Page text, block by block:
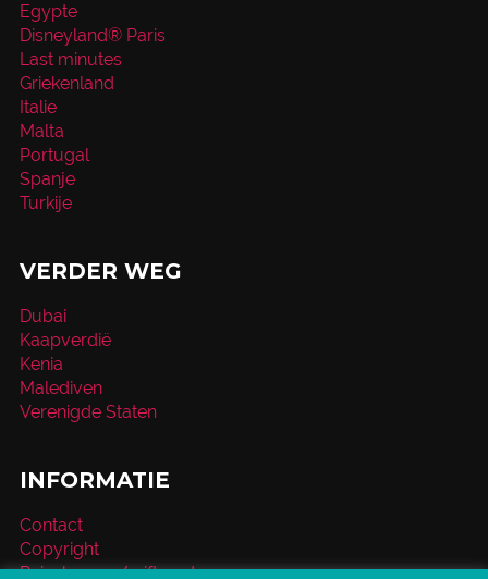
Egypte
Disneyland® Paris
Last minutes
Griekenland
Italie
Malta
Portugal
Spanje
Turkije
VERDER WEG
Dubai
Kaapverdië
Kenia
Malediven
Verenigde Staten
INFORMATIE
Contact
Copyright
Reischeque / giftcard